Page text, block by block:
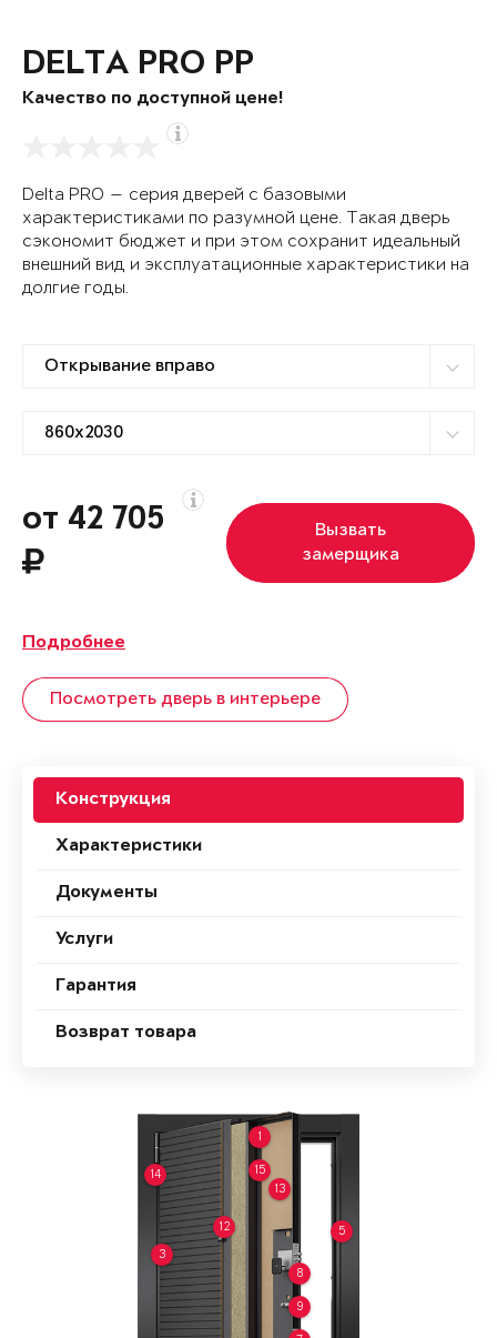
DELTA PRO PP
Качество по доступной цене!
Delta PRO — серия дверей с базовыми
характеристиками по разумной цене. Такая дверь
сэкономит бюджет и при этом сохранит идеальный
внешний вид и эксплуатационные характеристики на
долгие годы.
от 42 705
Вызвать
замерщика
Подробнее
Посмотреть дверь в интерьере
Конструкция
Характеристики
Документы
Услуги
Гарантия
Возврат товара
1
3
5
8
9
12
13
14 15